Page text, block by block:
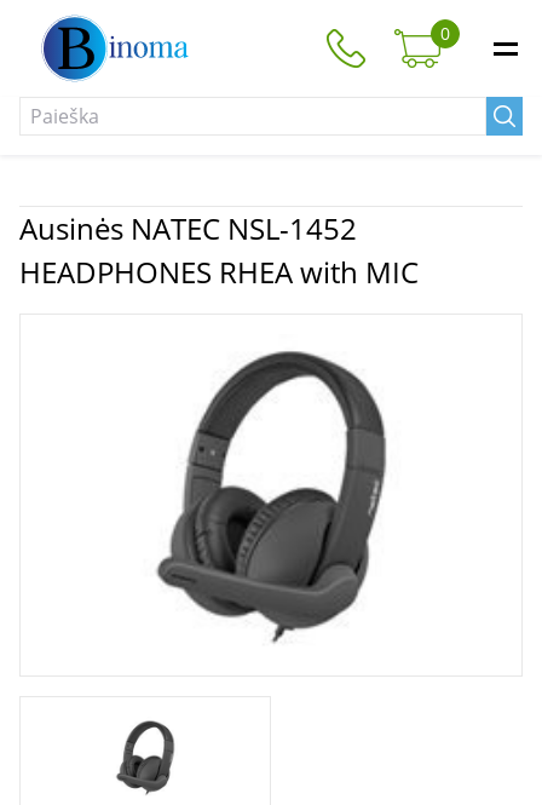
0
Ausinės NATEC NSL-1452
HEADPHONES RHEA with MIC